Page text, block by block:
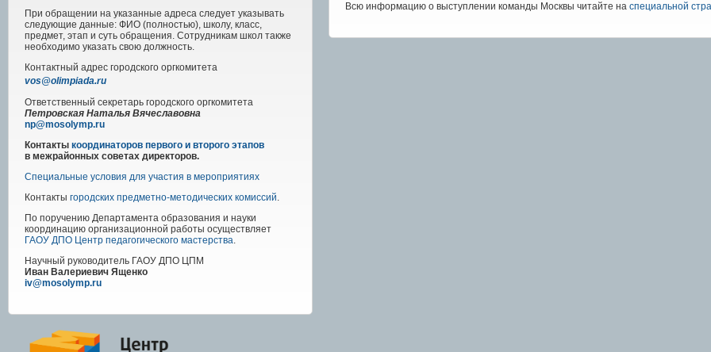
При обращении на указанные адреса следует указывать
следующие данные: ФИО (полностью), школу, класс,
предмет, этап и суть обращения. Сотрудникам школ также
необходимо указать свою должность.
Контактный адрес городского оргкомитета
vos@olimpiada.ru
Ответственный секретарь городского оргкомитета
Петровская Наталья Вячеславовна
np@mosolymp.ru
Контакты координаторов первого и второго этапов
в межрайонных советах директоров.
Специальные условия для участия в мероприятиях
Контакты городских предметно-методических комиссий.
По поручению Департамента образования и науки
координацию организационной работы осуществляет
ГАОУ ДПО Центр педагогического мастерства.
Научный руководитель ГАОУ ДПО ЦПМ
Иван Валериевич Ященко
iv@mosolymp.ru
Всю информацию о выступлении команды Москвы читайте на специальной